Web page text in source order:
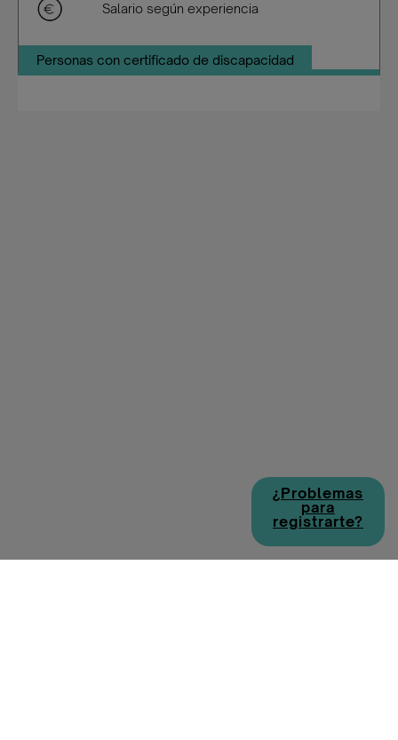
Salario según experiencia
Personas con certificado de discapacidad
¿Problemas
para
registrarte?